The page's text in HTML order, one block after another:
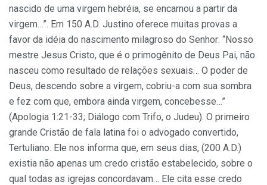
nascido de uma virgem hebréia, se encarnou a partir da
virgem…”. Em 150 A.D. Justino oferece muitas provas a
favor da idéia do nascimento milagroso do Senhor: “Nosso
mestre Jesus Cristo, que é o primogênito de Deus Pai, não
nasceu como resultado de relações sexuais… O poder de
Deus, descendo sobre a virgem, cobriu-a com sua sombra
e fez com que, embora ainda virgem, concebesse…”
(Apologia 1:21-33; Diálogo com Trifo, o Judeu). O primeiro
grande Cristão de fala latina foi o advogado convertido,
Tertuliano. Ele nos informa que, em seus dias, (200 A.D.)
existia não apenas um credo cristão estabelecido, sobre o
qual todas as igrejas concordavam… Ele cita esse credo